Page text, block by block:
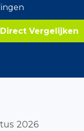
Direct Vergelijken
2026